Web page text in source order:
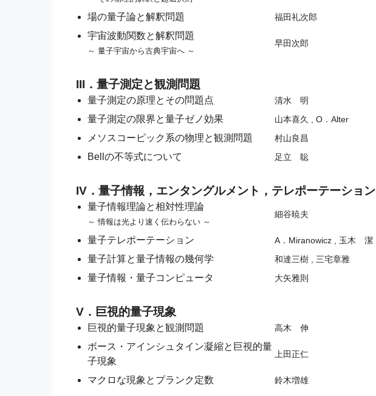
場の量子論と解釈問題 福田礼次郎
宇宙波動関数と解釈問題
～ 量子宇宙から古典宇宙へ ～
早田次郎
III．量子測定と観測問題
量子測定の原理とその問題点 清水 明
量子測定の限界と量子ゼノ効果 山本喜久 , O．Alter
メソスコーピック系の物理と観測問題 村山良昌
Bellの不等式について 足立 聡
IV．量子情報，エンタングルメント，テレポーテーション
量子情報理論と相対性理論
～ 情報は光より速く伝わらない ～
細谷暁夫
量子テレポーテーション A．Miranowicz , 玉木 潔
量子計算と量子情報の幾何学 和達三樹 , 三宅章雅
量子情報・量子コンピュータ 大矢雅則
V．巨視的量子現象
巨視的量子現象と観測問題 高木 伸
ボース・アインシュタイン凝縮と巨視的量
子現象
上田正仁
マクロな現象とプランク定数 鈴木増雄